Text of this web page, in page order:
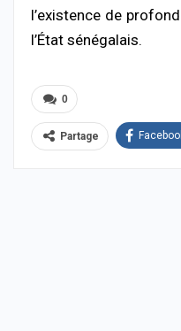
l’existence de
l’État sénégalais.
0
Partage